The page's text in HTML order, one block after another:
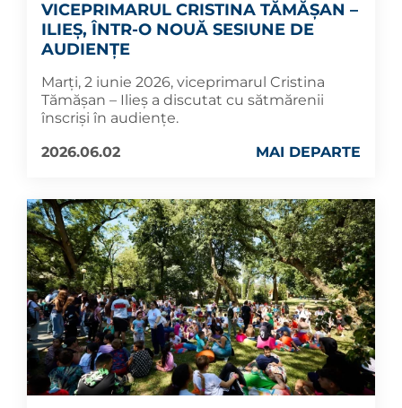
VICEPRIMARUL CRISTINA TĂMĂȘAN –
ILIEȘ, ÎNTR-O NOUĂ SESIUNE DE
AUDIENȚE
Marți, 2 iunie 2026, viceprimarul Cristina
Tămășan – Ilieș a discutat cu sătmărenii
înscriși în audiențe.
2026.06.02
MAI DEPARTE